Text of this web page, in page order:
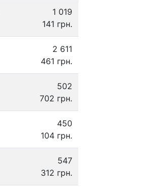
1 019
141 грн.
2 611
461 грн.
502
702 грн.
450
104 грн.
547
312 грн.